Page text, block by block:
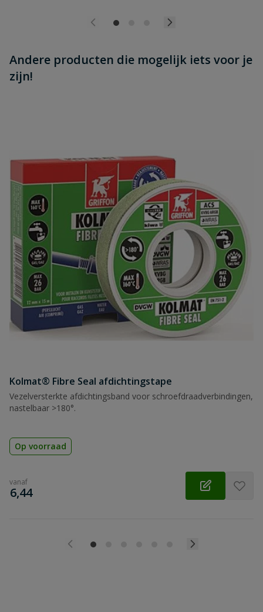
Andere producten die mogelijk iets voor je
zijn!
Kolmat® Fibre Seal afdichtingstape
Vezelversterkte afdichtingsband voor schroefdraadverbindingen,
nastelbaar >180°.
Op voorraad
vanaf
€
6,44